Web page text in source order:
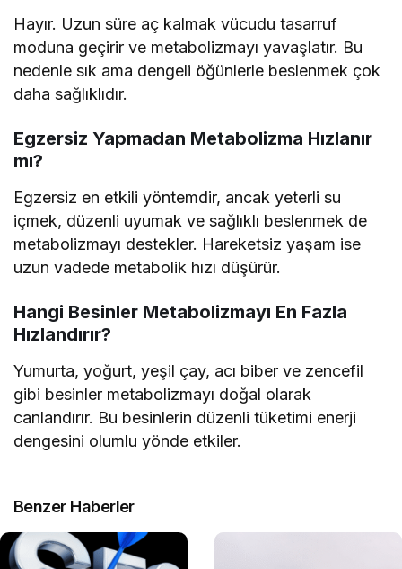
Hayır. Uzun süre aç kalmak vücudu tasarruf
moduna geçirir ve metabolizmayı yavaşlatır. Bu
nedenle sık ama dengeli öğünlerle beslenmek çok
daha sağlıklıdır.
Egzersiz Yapmadan Metabolizma Hızlanır
mı?
Egzersiz en etkili yöntemdir, ancak yeterli su
içmek, düzenli uyumak ve sağlıklı beslenmek de
metabolizmayı destekler. Hareketsiz yaşam ise
uzun vadede metabolik hızı düşürür.
Hangi Besinler Metabolizmayı En Fazla
Hızlandırır?
Yumurta, yoğurt, yeşil çay, acı biber ve zencefil
gibi besinler metabolizmayı doğal olarak
canlandırır. Bu besinlerin düzenli tüketimi enerji
dengesini olumlu yönde etkiler.
Benzer Haberler